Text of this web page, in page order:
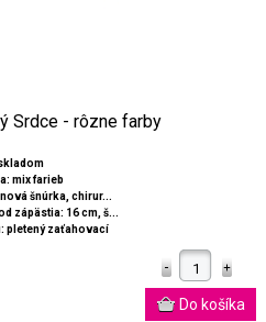
Srdce - rôzne farby
mix farieb
šnúrka, chirur...
zápästia: 16 cm, š...
pletený zaťahovací